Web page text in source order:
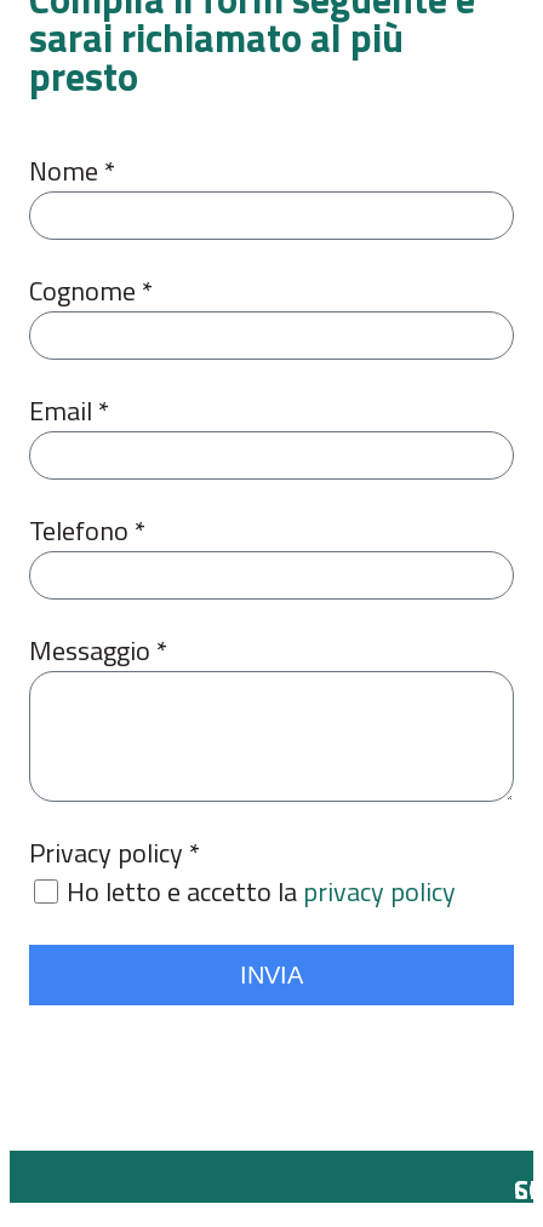
sarai richiamato al più
presto
Nome *
Cognome *
Email *
Telefono *
Messaggio *
Privacy policy *
Ho letto e accetto la privacy policy
INVIA
© Copyright by Fondazione Ernesto